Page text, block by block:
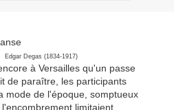
Degas (1834-1917)
à Versailles qu'un passe
de paraître, les participants
mode de l'époque, somptueux
limitaient